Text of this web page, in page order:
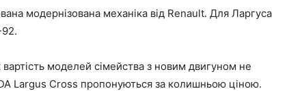
модернізована механіка від Renault. Для Ларгуса
моделей сімейства з новим двигуном не
Largus Cross пропонуються за колишньою ціною.